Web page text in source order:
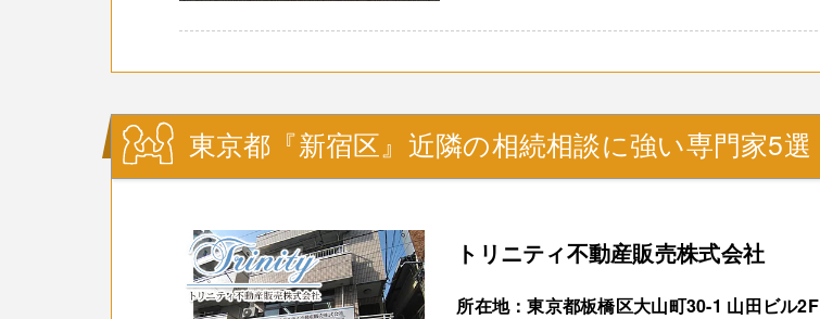
東京都『新宿区』近隣の相続相談に強い専門家5選
トリニティ不動産販売株式会社
所在地：東京都板橋区大山町30-1 山田ビル2F